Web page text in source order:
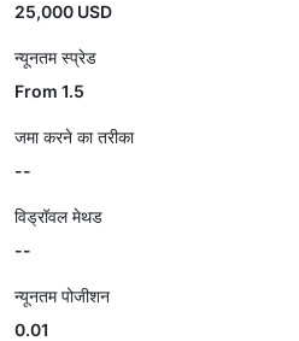
25,000 USD
न्यूनतम स्प्रेड
From 1.5
जमा करने का तरीका
--
विड्रॉवल मेथड
--
न्यूनतम पोजीशन
0.01